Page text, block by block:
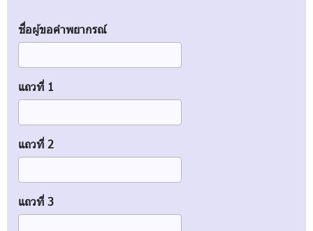
ชื่อผู้ขอคำพยากรณ์
แถวที่ 1
แถวที่ 2
แถวที่ 3